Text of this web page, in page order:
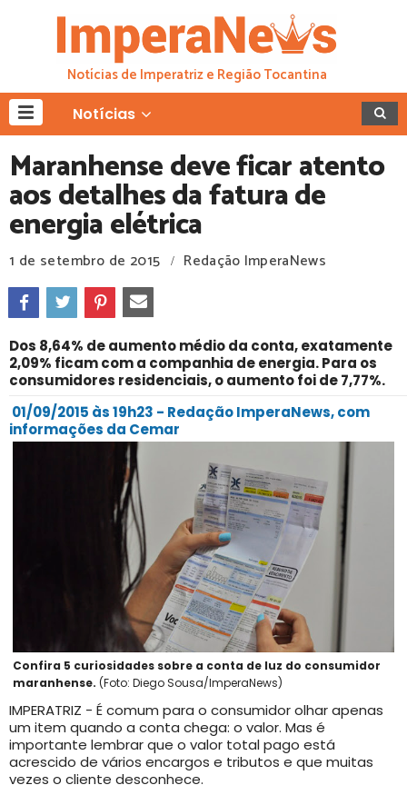
Notícias de Imperatriz e Região Tocantina
Notícias
Maranhense deve ficar atento
aos detalhes da fatura de
energia elétrica
1 de setembro de 2015 / Redação ImperaNews
Dos 8,64% de aumento médio da conta, exatamente
2,09% ficam com a companhia de energia. Para os
consumidores residenciais, o aumento foi de 7,77%.
01/09/2015 às 19h23 - Redação ImperaNews, com
informações da Cemar
Confira 5 curiosidades sobre a conta de luz do consumidor
maranhense. (Foto: Diego Sousa/ImperaNews)
IMPERATRIZ - É comum para o consumidor olhar apenas
um item quando a conta chega: o valor. Mas é
importante lembrar que o valor total pago está
acrescido de vários encargos e tributos e que muitas
vezes o cliente desconhece.